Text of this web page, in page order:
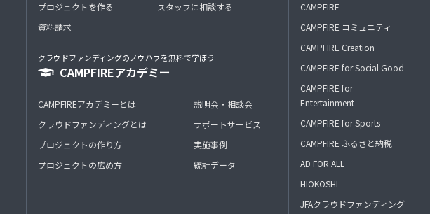
プロジェクトを作る
資料請求
スタッフに相談する
クラウドファンディングのノウハウを無料で学ぼう
CAMPFIREアカデミー
CAMPFIREアカデミーとは
クラウドファンディングとは
プロジェクトの作り方
プロジェクトの広め方
説明会・相談会
サポートサービス
実施事例
統計データ
CAMPFIRE
CAMPFIRE コミュニティ
CAMPFIRE Creation
CAMPFIRE for Social Good
CAMPFIRE for
Entertainment
CAMPFIRE for Sports
CAMPFIRE ふるさと納税
AD FOR ALL
HIOKOSHI
JFAクラウドファンディング